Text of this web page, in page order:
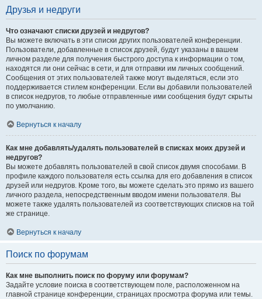
Друзья и недруги
Что означают списки друзей и недругов?
Вы можете включать в эти списки других пользователей конференции.
Пользователи, добавленные в список друзей, будут указаны в вашем
личном разделе для получения быстрого доступа к информации о том,
находятся ли они сейчас в сети, и для отправки им личных сообщений.
Сообщения от этих пользователей также могут выделяться, если это
поддерживается стилем конференции. Если вы добавили пользователей
в список недругов, то любые отправленные ими сообщения будут скрыты
по умолчанию.
Вернуться к началу
Как мне добавлять/удалять пользователей в списках моих друзей и
недругов?
Вы можете добавлять пользователей в свой список двумя способами. В
профиле каждого пользователя есть ссылка для его добавления в список
друзей или недругов. Кроме того, вы можете сделать это прямо из вашего
личного раздела, непосредственным вводом имени пользователя. Вы
можете также удалять пользователей из соответствующих списков на той
же странице.
Вернуться к началу
Поиск по форумам
Как мне выполнить поиск по форуму или форумам?
Задайте условие поиска в соответствующем поле, расположенном на
главной странице конференции, страницах просмотра форума или темы.